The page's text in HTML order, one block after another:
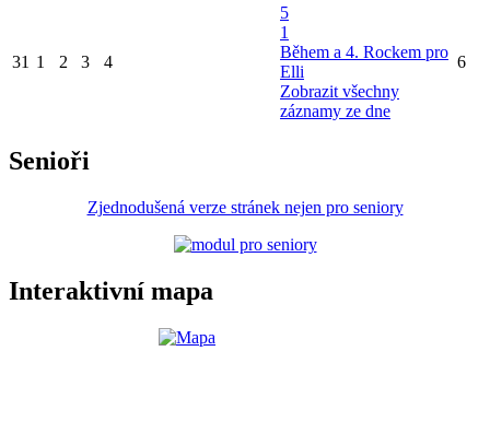
31 1 2 3 4
5
1
Během a 4. Rockem pro
Elli
Zobrazit všechny
záznamy ze dne
6
Senioři
Zjednodušená verze stránek nejen pro seniory
Interaktivní mapa